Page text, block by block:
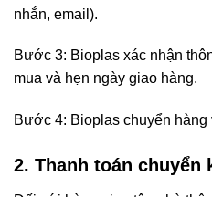
nhắn, email).
Bước 3: Bioplas xác nhận
mua và hẹn ngày giao hàng.
Bước 4: Bioplas chuyển hàng
2. Thanh toán chuyển